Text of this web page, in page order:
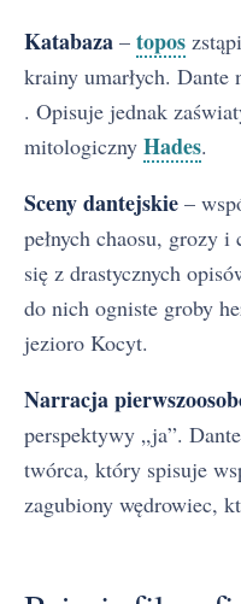
Katabaza – topos
krainy umarłych. Dante
. Opisuje jednak
mitologiczny Hades.
Sceny dantejskie –
pełnych chaosu, grozy
się z drastycznych
do nich ogniste groby
jezioro Kocyt.
Narracja
perspektywy „ja”.
twórca, który spisuje
zagubiony wędrowiec,